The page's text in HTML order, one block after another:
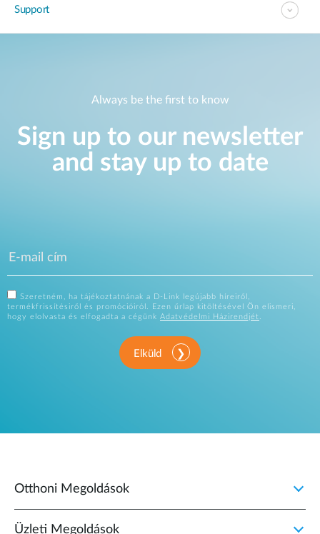
Support
Always be the first to know
Sign up to our newsletter
and stay up to date
Szeretném, ha tájékoztatnának a D-Link legújabb híreiről,
termékfrissítésiről és promócióiról. Ezen űrlap kitöltésével Ön elismeri,
hogy elolvasta és elfogadta a cégünk Adatvédelmi Házirendjét.
Elküld
Otthoni Megoldások
Üzleti Megoldások